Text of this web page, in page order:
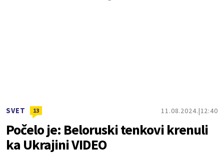
SVET 13 11.08.2024. 12:40
Počelo je: Beloruski tenkovi krenuli
ka Ukrajini VIDEO